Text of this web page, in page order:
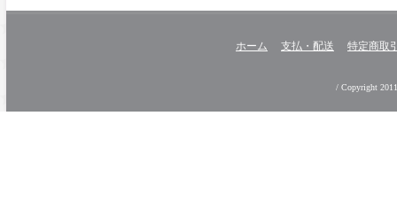
ホーム 支払・配送 特定商取
/ Copyright